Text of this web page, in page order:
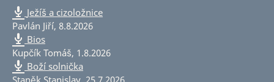
Ježíš a cizoložnice
Pavlán Jiří, 8.8.2026
Bios
Kupčík Tomáš, 1.8.2026
Boží solnička
Staněk Stanislav 25.7.2026